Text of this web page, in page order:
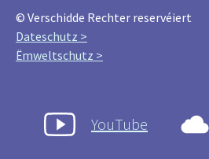
© Verschidde Rechter reservéiert
Dateschutz >
Ëmweltschutz >
YouTube